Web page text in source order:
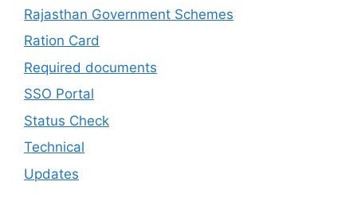
Rajasthan Government Schemes
Ration Card
Required documents
SSO Portal
Status Check
Technical
Updates